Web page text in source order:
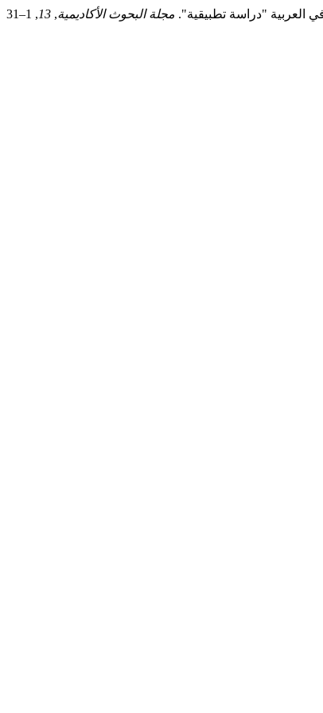
مجلة البحوث الأكاديمية,
13